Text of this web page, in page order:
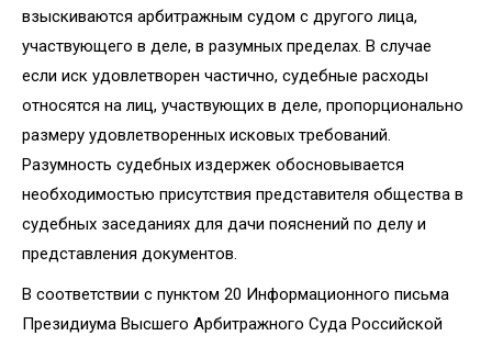
взыскиваются арбитражным судом с другого лица,
участвующего в деле, в разумных пределах. В случае
если иск удовлетворен частично, судебные расходы
относятся на лиц, участвующих в деле, пропорционально
размеру удовлетворенных исковых требований.
Разумность судебных издержек обосновывается
необходимостью присутствия представителя общества в
судебных заседаниях для дачи пояснений по делу и
представления документов.
В соответствии с пунктом 20 Информационного письма
Президиума Высшего Арбитражного Суда Российской